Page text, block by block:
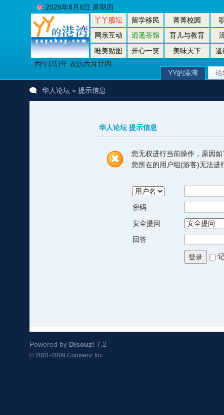
丫丫股坛 留学移民 菁菁校园
网亲互动
逍遥茶馆 育儿与教育
唯美贴图
开心一笑 美味天下
道
丙午(马)年 农历六月廿四
2026年8月6日 星期四
YY的港湾 论
华人论坛» 提示信息
华人论坛 提示信息
您无权进行当前操作，原因如
您所在的用户组(游客)无法进
密码
安全提问
回答
登录
Powered by Discuz! 7.2
© 2001-2009 Comsenz Inc.